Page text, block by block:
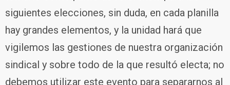
siguientes elecciones, sin duda, en cada planilla
hay grandes elementos, y la unidad hará que
vigilemos las gestiones de nuestra organización
sindical y sobre todo de la que resultó electa; no
debemos utilizar este evento para separarnos al